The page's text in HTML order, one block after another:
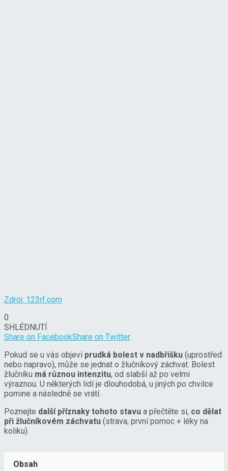
Zdroj: 123rf.com
0
SHLÉDNUTÍ
Share on FacebookShare on Twitter
Pokud se u vás objeví prudká bolest v nadbřišku (uprostřed
nebo napravo), může se jednat o žlučníkový záchvat. Bolest
žlučníku má různou intenzitu, od slabší až po velmi
výraznou. U některých lidí je dlouhodobá, u jiných po chvilce
pomine a následně se vrátí.
Poznejte další příznaky tohoto stavu a přečtěte si, co dělat
při žlučníkovém záchvatu (strava, první pomoc + léky na
koliku).
Obsah